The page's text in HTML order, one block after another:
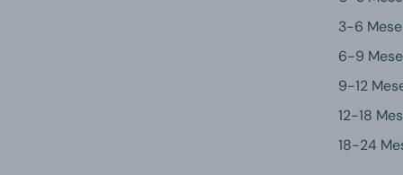
3-6
6-9
9-12
12-18
18-24